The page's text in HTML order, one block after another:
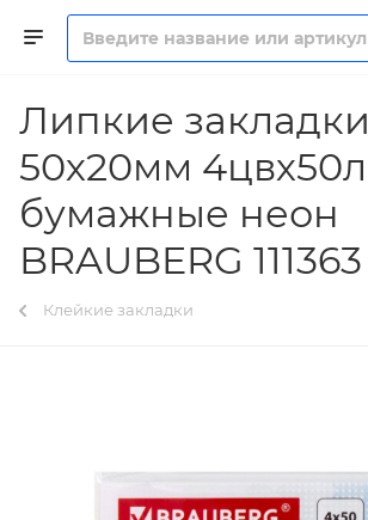
Липкие закладки
50х20мм 4цвх50л
бумажные неон
BRAUBERG 111363
Клейкие закладки